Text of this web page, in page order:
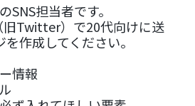
SNS担当者です。
Twitter）で20代向けに送
作成してください。
情報